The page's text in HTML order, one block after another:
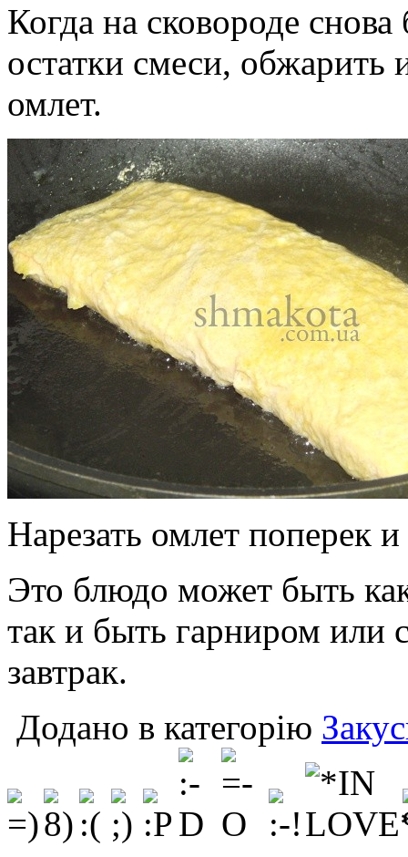
Когда на сковороде
остатки смеси, обжарить
омлет.
Нарезать омлет поперек и
Это блюдо может быть
так и быть гарниром или
завтрак.
Додано в категорію